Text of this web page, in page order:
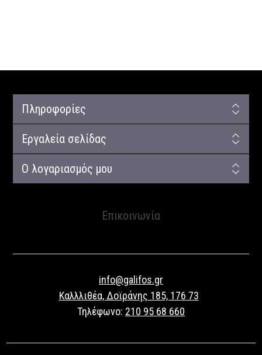
Πληροφορίες
Εργαλεία σελίδας
Ο λογαριασμός μου
Επικοινωνία
info@galifos.gr
Καλλλιθέα, Δοϊράνης 185, 176 73
Τηλέφωνο: 210 95 68 660